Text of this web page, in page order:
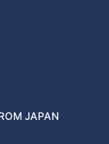
JAPAN